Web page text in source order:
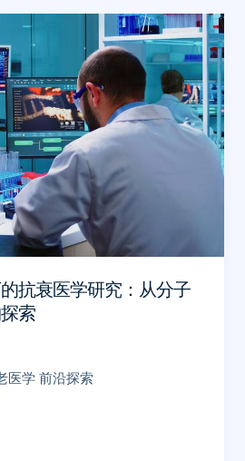
抗衰医学研究：从分子
索
医学 前沿探索